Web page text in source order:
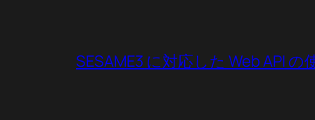
SESAME3 に対応した Web API の